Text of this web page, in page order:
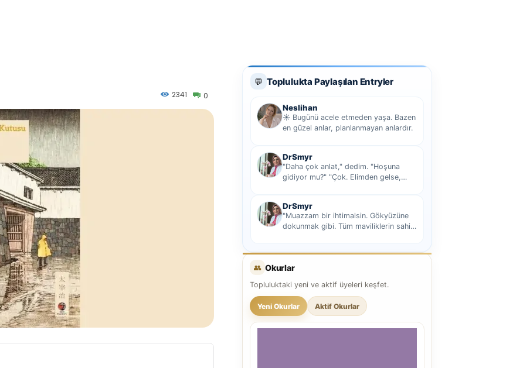
0
2341
💬 Toplulukta Paylaşılan Entryler
Neslihan
☀️ Bugünü acele etmeden yaşa. Bazen
en güzel anlar, planlanmayan anlardır.
DrSmyr
"Daha çok anlat," dedim. "Hoşuna
gidiyor mu?" "Çok. Elimden gelse,
DrSmyr
"Muazzam bir ihtimalsin. Gökyüzüne
dokunmak gibi. Tüm maviliklerin sahibi
👥 Okurlar
Topluluktaki yeni ve aktif üyeleri keşfet.
Yeni Okurlar Aktif Okurlar